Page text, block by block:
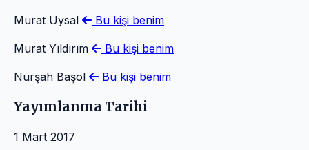
Murat Uysal Bu kişi benim
Murat Yıldırım Bu kişi benim
Nurşah Başol Bu kişi benim
Yayımlanma Tarihi
1 Mart 2017